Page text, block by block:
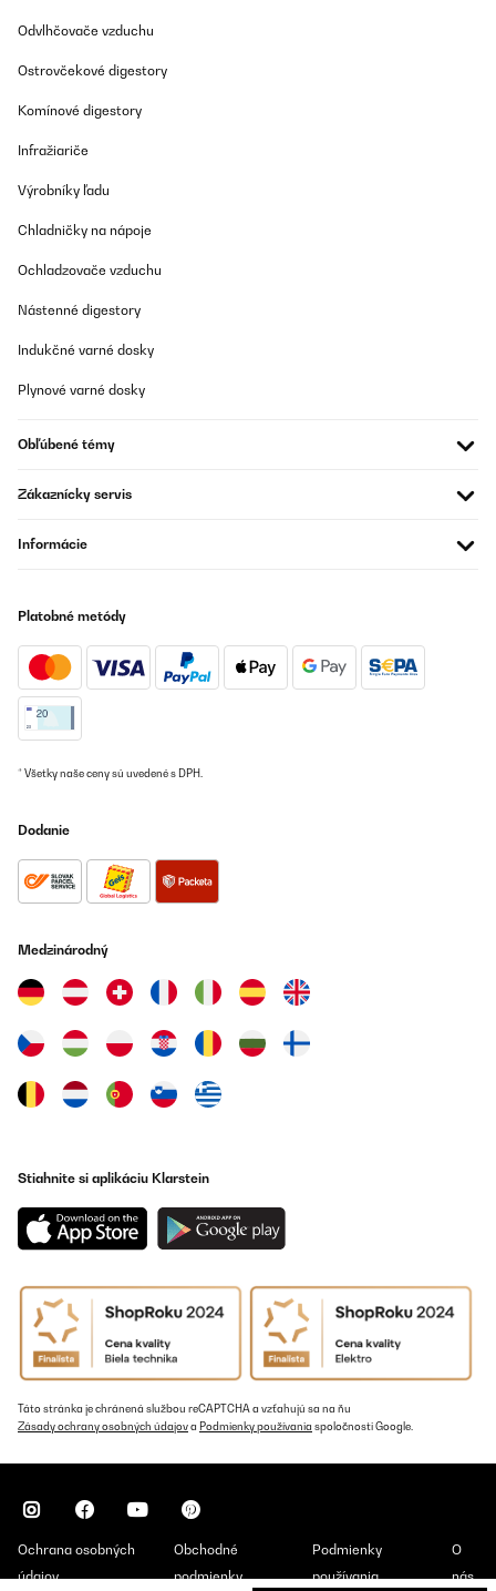
Odvlhčovače vzduchu
Ostrovčekové digestory
Komínové digestory
Infražiariče
Výrobníky ľadu
Chladničky na nápoje
Ochladzovače vzduchu
Nástenné digestory
Indukčné varné dosky
Plynové varné dosky
Obľúbené témy
Zákaznícky servis
Informácie
Platobné metódy
* Všetky naše ceny sú uvedené s DPH.
Dodanie
Medzinárodný
Stiahnite si aplikáciu Klarstein
Táto stránka je chránená službou reCAPTCHA a vzťahujú sa na ňu
Zásady ochrany osobných údajova Podmienky používania spoločnosti Google.
Ochrana osobných
údajov
Obchodné
podmienky
Podmienky
používania
O
nás